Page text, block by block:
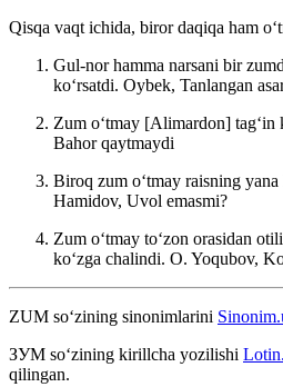
Qisqa vaqt ichida, biror daqiqa ham
Gul-nor hamma narsani bir
koʻrsatdi. Oybek, Tanlangan
Zum oʻtmay [Alimardon] tagʻin
Bahor qaytmaydi
Biroq zum oʻtmay raisning
Hamidov, Uvol emasmi?
Zum oʻtmay toʻzon orasidan
koʻzga chalindi. O. Yoqubov,
ZUM so‘zining sinonimlarini
ЗУМ so‘zining kirillcha yozilishi
qilingan.